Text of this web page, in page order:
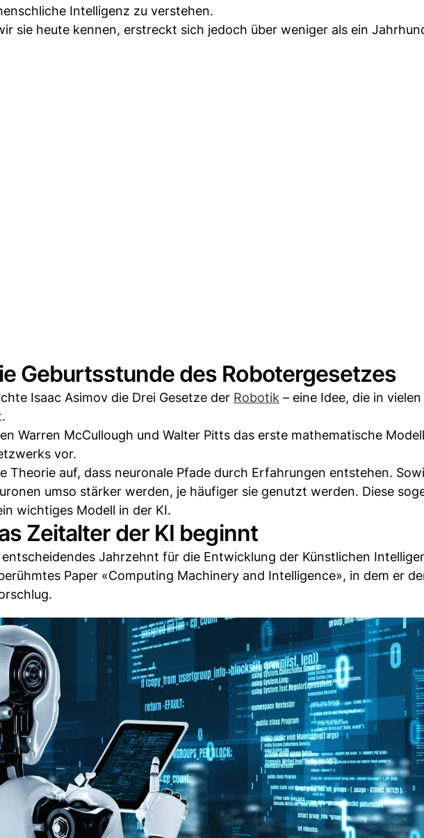
Intelligenz zu verstehen.
sie heute kennen, erstreckt sich jedoch über weniger als ein
Geburtsstunde des Robotergesetzes
Isaac Asimov die Drei Gesetze der Robotik – eine Idee, die in
Warren McCullough und Walter Pitts das erste mathematische
vor.
Theorie auf, dass neuronale Pfade durch Erfahrungen entstehen.
umso stärker werden, je häufiger sie genutzt werden. Diese
wichtiges Modell in der KI.
Zeitalter der KI beginnt
Jahrzehnt für die Entwicklung der Künstlichen
Paper «Computing Machinery and Intelligence», in dem er